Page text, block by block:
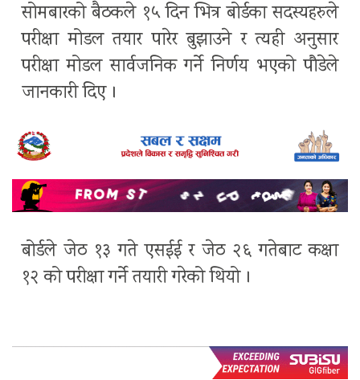
सोमबारको बैठकले १५ दिन भित्र बोर्डका सदस्यहरुले
परीक्षा मोडल तयार पारेर बुझाउने र त्यही अनुसार
परीक्षा मोडल सार्वजनिक गर्ने निर्णय भएको पौडेले
जानकारी दिए ।
बोर्डले जेठ १३ गते एसईई र जेठ २६ गतेबाट कक्षा
१२ को परीक्षा गर्ने तयारी गरेको थियो ।